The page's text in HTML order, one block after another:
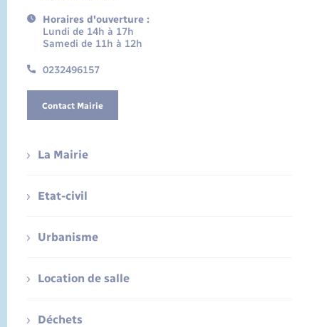
Horaires d'ouverture :
Lundi de 14h à 17h
Samedi de 11h à 12h
0232496157
Contact Mairie
La Mairie
Etat-civil
Urbanisme
Location de salle
Déchets